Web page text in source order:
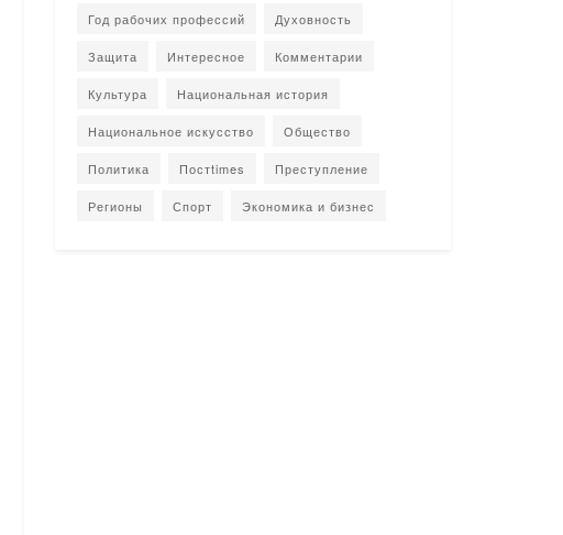
Год рабочих профессий Духовность
Защита Интересное Комментарии
Культура Национальная история
Национальное искусство Общество
Политика Постtimes Преступление
Регионы Спорт Экономика и бизнес